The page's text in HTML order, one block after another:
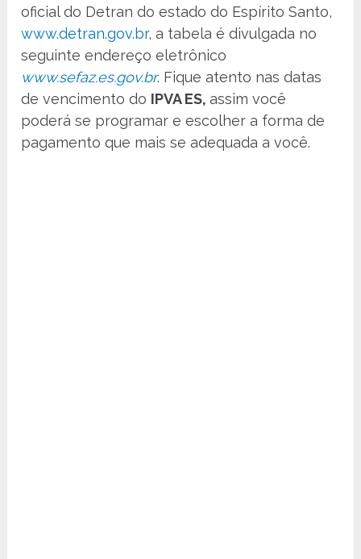
oficial do Detran do estado do Espírito Santo,
www.detran.gov.br, a tabela é divulgada no
seguinte endereço eletrônico
www.sefaz.es.gov.br. Fique atento nas datas
de vencimento do IPVA ES,assim você
poderá se programar e escolher a forma de
pagamento que mais se adequada a você.